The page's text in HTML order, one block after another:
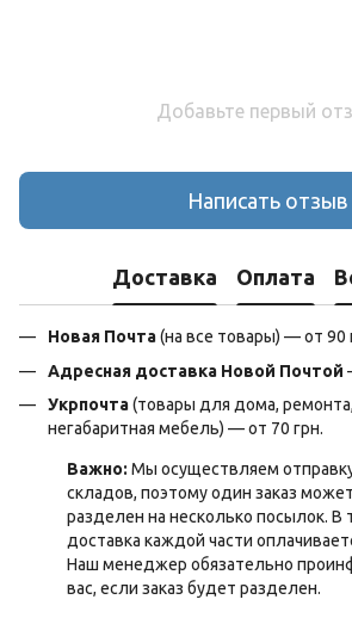
Добавьте первый
Написать отзыв
Доставка Оплата
Новая Почта(на все товары) — от 90
Адресная доставка Новой Почтой
Укрпочта(товары для дома,
негабаритная мебель) — от 70 грн.
Важно: Мы осуществляем
складов, поэтому один заказ
разделен на несколько посылок. В
доставка каждой части
Наш менеджер обязательно
вас, если заказ будет разделен.